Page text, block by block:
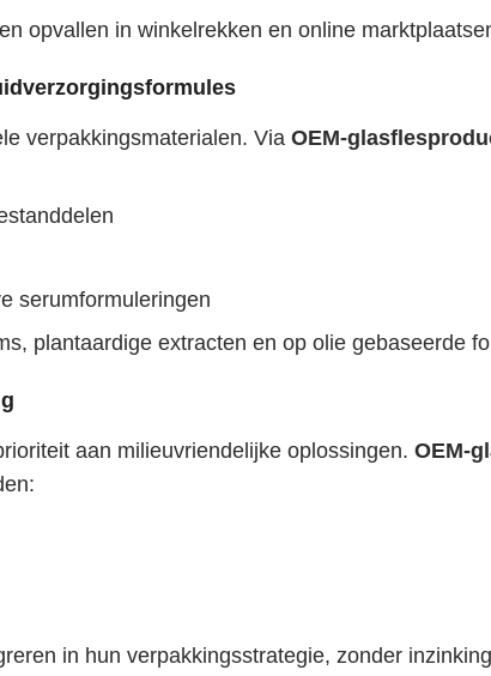
opvallen in winkelrekken en online
verpakkingsmaterialen. Via OEM-
serumformuleringen
plantaardige extracten en op olie gebaseerde
aan milieuvriendelijke oplossingen. OEM-
in hun verpakkingsstrategie, zonder